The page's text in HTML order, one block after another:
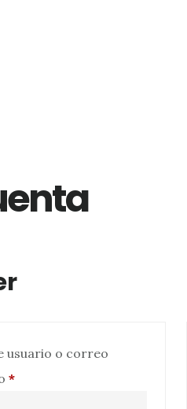
usuario o correo
*Obligatorio